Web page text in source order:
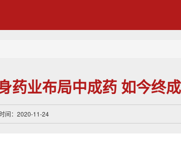
药业布局中成药 如今终
间：2020-11-24